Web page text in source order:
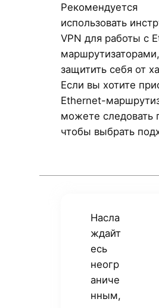
Рекомендуется
использовать
VPN для работы с
защитить себя от
Если вы хотите
Ethernet-
можете следовать
чтобы выбрать
Насла
ждайт
есь
неогр
аниче
нным,